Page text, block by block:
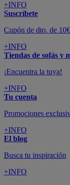
+INFO
Suscríbete
Cupón de dto. de 10€
+INFO
Tiendas de sofás y
¡Encuentra la tuya!
+INFO
Tu cuenta
Promociones
+INFO
El blog
Busca tu inspiración
+INFO